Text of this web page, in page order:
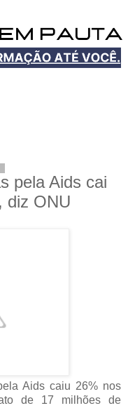
pela Aids cai
diz ONU
Aids caiu 26% nos
de 17 milhões de